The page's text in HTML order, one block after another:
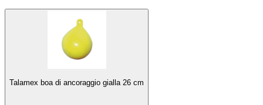
Talamex boa di ancoraggio gialla 26 cm